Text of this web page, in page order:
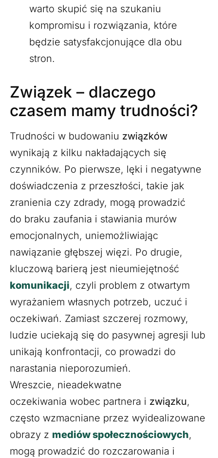
warto skupić się na szukaniu
kompromisu i rozwiązania, które
będzie satysfakcjonujące dla obu
stron.
Związek – dlaczego
czasem mamy trudności?
Trudności w budowaniu związków
wynikają z kilku nakładających się
czynników. Po pierwsze, lęki i negatywne
doświadczenia z przeszłości, takie jak
zranienia czy zdrady, mogą prowadzić
do braku zaufania i stawiania murów
emocjonalnych, uniemożliwiając
nawiązanie głębszej więzi. Po drugie,
kluczową barierą jest nieumiejętność
komunikacji, czyli problem z otwartym
wyrażaniem własnych potrzeb, uczuć i
oczekiwań. Zamiast szczerej rozmowy,
ludzie uciekają się do pasywnej agresji lub
unikają konfrontacji, co prowadzi do
narastania nieporozumień.
Wreszcie, nieadekwatne
oczekiwania wobec partnera i związku,
często wzmacniane przez wyidealizowane
obrazy z mediów społecznościowych,
mogą prowadzić do rozczarowania i